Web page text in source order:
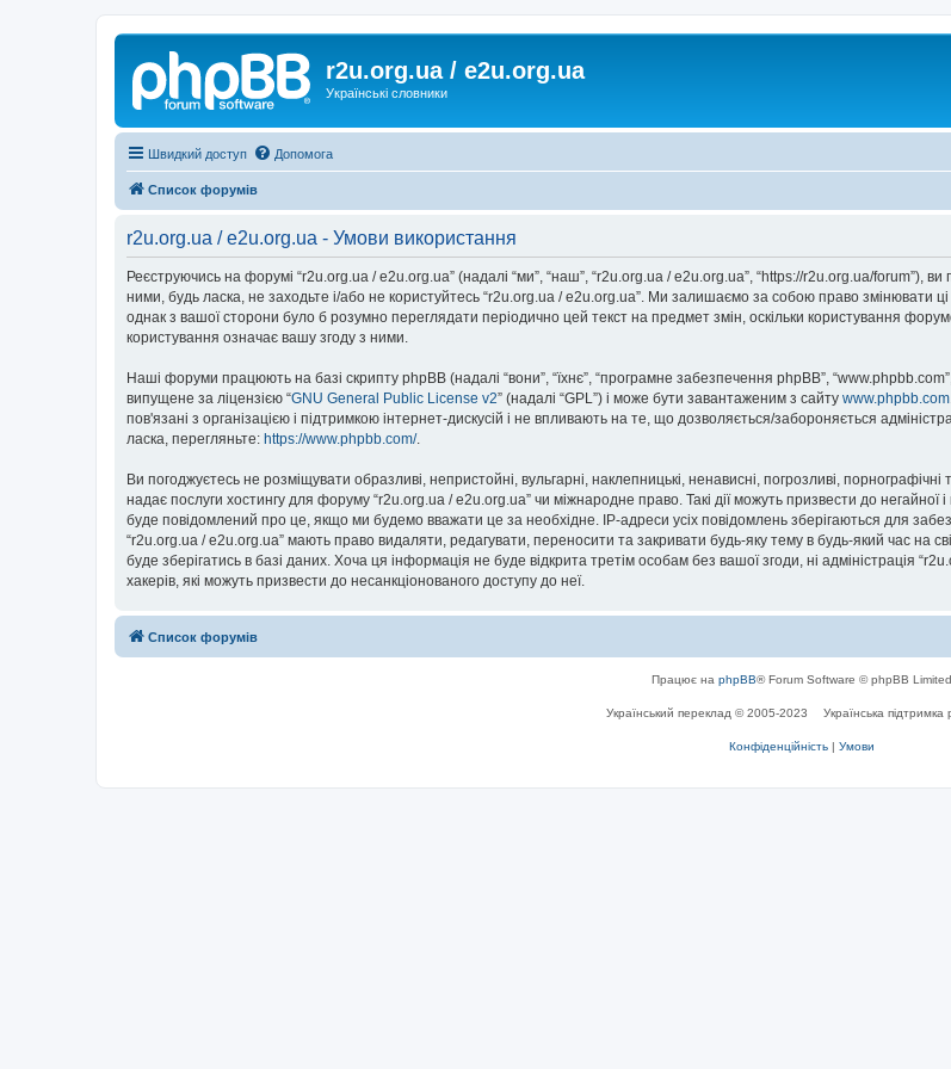
r2u.org.ua / e2u.org.ua
Українські словники
Швидкий доступ Допомога
Список форумів
r2u.org.ua / e2u.org.ua - Умови використання
Реєструючись на форумі “r2u.org.ua / e2u.org.ua” (надалі “ми”, “наш”, “r2u.org.ua / e2u.org.ua”, “https://r2u.org.ua/forum”),
ними, будь ласка, не заходьте і/або не користуйтесь “r2u.org.ua / e2u.org.ua”. Ми залишаємо за собою право змінювати
однак з вашої сторони було б розумно переглядати періодично цей текст на предмет змін, оскільки користування
користування означає вашу згоду з ними.
Наші форуми працюють на базі скрипту phpBB (надалі “вони”, “їхнє”, “програмне забезпечення phpBB”,
випущене за ліцензією “GNU General Public License v2” (надалі “GPL”) і може бути завантаженим з сайту www.phpbb.com
пов'язані з організацією і підтримкою інтернет-дискусій і не впливають на те, що дозволяється/забороняється
ласка, перегляньте: https://www.phpbb.com/.
Ви погоджуєтесь не розміщувати образливі, непристойні, вульгарні, наклепницькі, ненависні, погрозливі,
надає послуги хостингу для форуму “r2u.org.ua / e2u.org.ua” чи міжнародне право. Такі дії можуть призвести до
буде повідомлений про це, якщо ми будемо вважати це за необхідне. IP-адреси усіх повідомлень зберігаються для
“r2u.org.ua / e2u.org.ua” мають право видаляти, редагувати, переносити та закривати будь-яку тему в будь-який час на
буде зберігатись в базі даних. Хоча ця інформація не буде відкрита третім особам без вашої згоди, ні адміністрація
хакерів, які можуть призвести до несанкціонованого доступу до неї.
Список форумів
Працює на phpBB® Forum Software © phpBB Limited
Український переклад © 2005-2023 Українська підтримка
Конфіденційність | Умови